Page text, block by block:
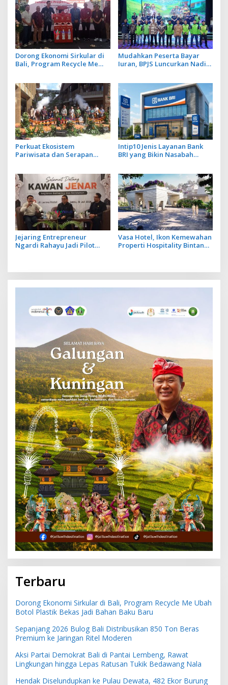
Dorong Ekonomi Sirkular di
Bali, Program Recycle Me
Mudahkan Peserta Bayar
Iuran, BPJS Luncurkan Nadi
Perkuat Ekosistem
Pariwisata dan Serapan
KEK Kura Kura
Intip10 Jenis Layanan Bank
BRI yang Bikin Nasabah
Jejaring Entrepreneur
Ngardi Rahayu Jadi Pilot
Vasa Hotel, Ikon Kemewahan
Properti Hospitality Bintang
Terbaru
Dorong Ekonomi Sirkular di Bali, Program Recycle Me Ubah
Botol Plastik Bekas Jadi Bahan Baku Baru
Sepanjang 2026 Bulog Bali Distribusikan 850 Ton Beras
Premium ke Jaringan Ritel Moderen
Aksi Partai Demokrat Bali di Pantai Lembeng, Rawat
Lingkungan hingga Lepas Ratusan Tukik Bedawang Nala
Hendak Diselundupkan ke Pulau Dewata, 482 Ekor Burung